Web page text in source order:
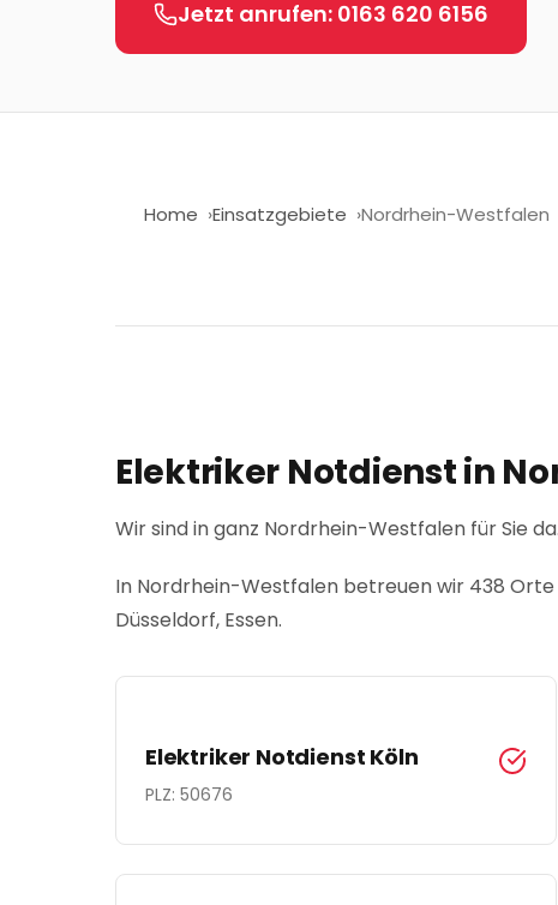
Jetzt anrufen: 0163 620 6156
Home Einsatzgebiete Nordrhein-Westfalen
Elektriker Notdienst in
Wir sind in ganz Nordrhein-Westfalen für Sie
In Nordrhein-Westfalen betreuen wir 438 Orte
Düsseldorf, Essen.
Elektriker Notdienst Köln
PLZ: 50676